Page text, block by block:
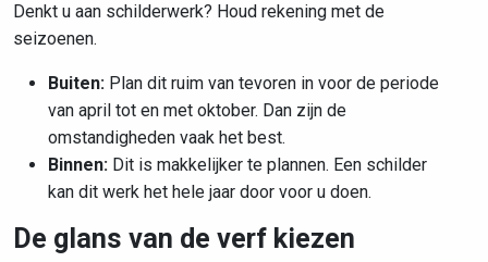
Denkt u aan schilderwerk? Houd rekening met de
seizoenen.
Buiten: Plan dit ruim van tevoren in voor de periode
van april tot en met oktober. Dan zijn de
omstandigheden vaak het best.
Binnen: Dit is makkelijker te plannen. Een schilder
kan dit werk het hele jaar door voor u doen.
De glans van de verf kiezen